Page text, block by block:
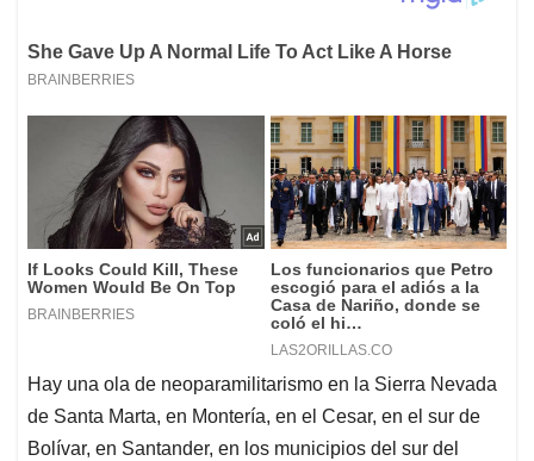
Hay una ola de neoparamilitarismo en la Sierra Nevada
de Santa Marta, en Montería, en el Cesar, en el sur de
Bolívar, en Santander, en los municipios del sur del